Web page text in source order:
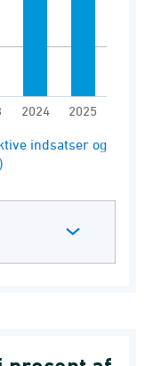
2024 2025
indsatser og